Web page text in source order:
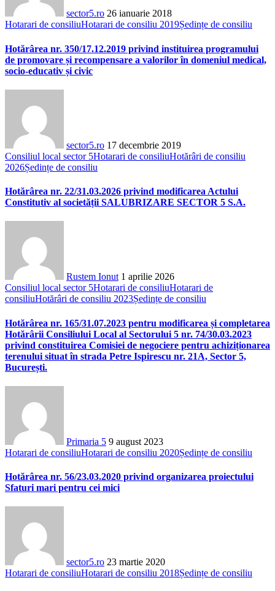
sector5.ro 26 ianuarie 2018
Hotarari de consiliuHotarari de consiliu 2019Ședințe de consiliu
Hotărârea nr. 350/17.12.2019 privind instituirea programului
de promovare și recompensare a valorilor în domeniul medical,
socio-educativ și civic
sector5.ro 17 decembrie 2019
Consiliul local sector 5Hotarari de consiliuHotărâri de consiliu
2026Ședințe de consiliu
Hotărârea nr. 22/31.03.2026 privind modificarea Actului
Constitutiv al societății SALUBRIZARE SECTOR 5 S.A.
Rustem Ionut 1 aprilie 2026
Consiliul local sector 5Hotarari de consiliuHotarari de
consiliuHotărâri de consiliu 2023Ședințe de consiliu
Hotărârea nr. 165/31.07.2023 pentru modificarea și completarea
Hotărârii Consiliului Local al Sectorului 5 nr. 74/30.03.2023
privind constituirea Comisiei de negociere pentru achiziționarea
terenului situat în strada Petre Ispirescu nr. 21A, Sector 5,
București.
Primaria 5 9 august 2023
Hotarari de consiliuHotarari de consiliu 2020Ședințe de consiliu
Hotărârea nr. 56/23.03.2020 privind organizarea proiectului
Sfaturi mari pentru cei mici
sector5.ro 23 martie 2020
Hotarari de consiliuHotarari de consiliu 2018Ședințe de consiliu